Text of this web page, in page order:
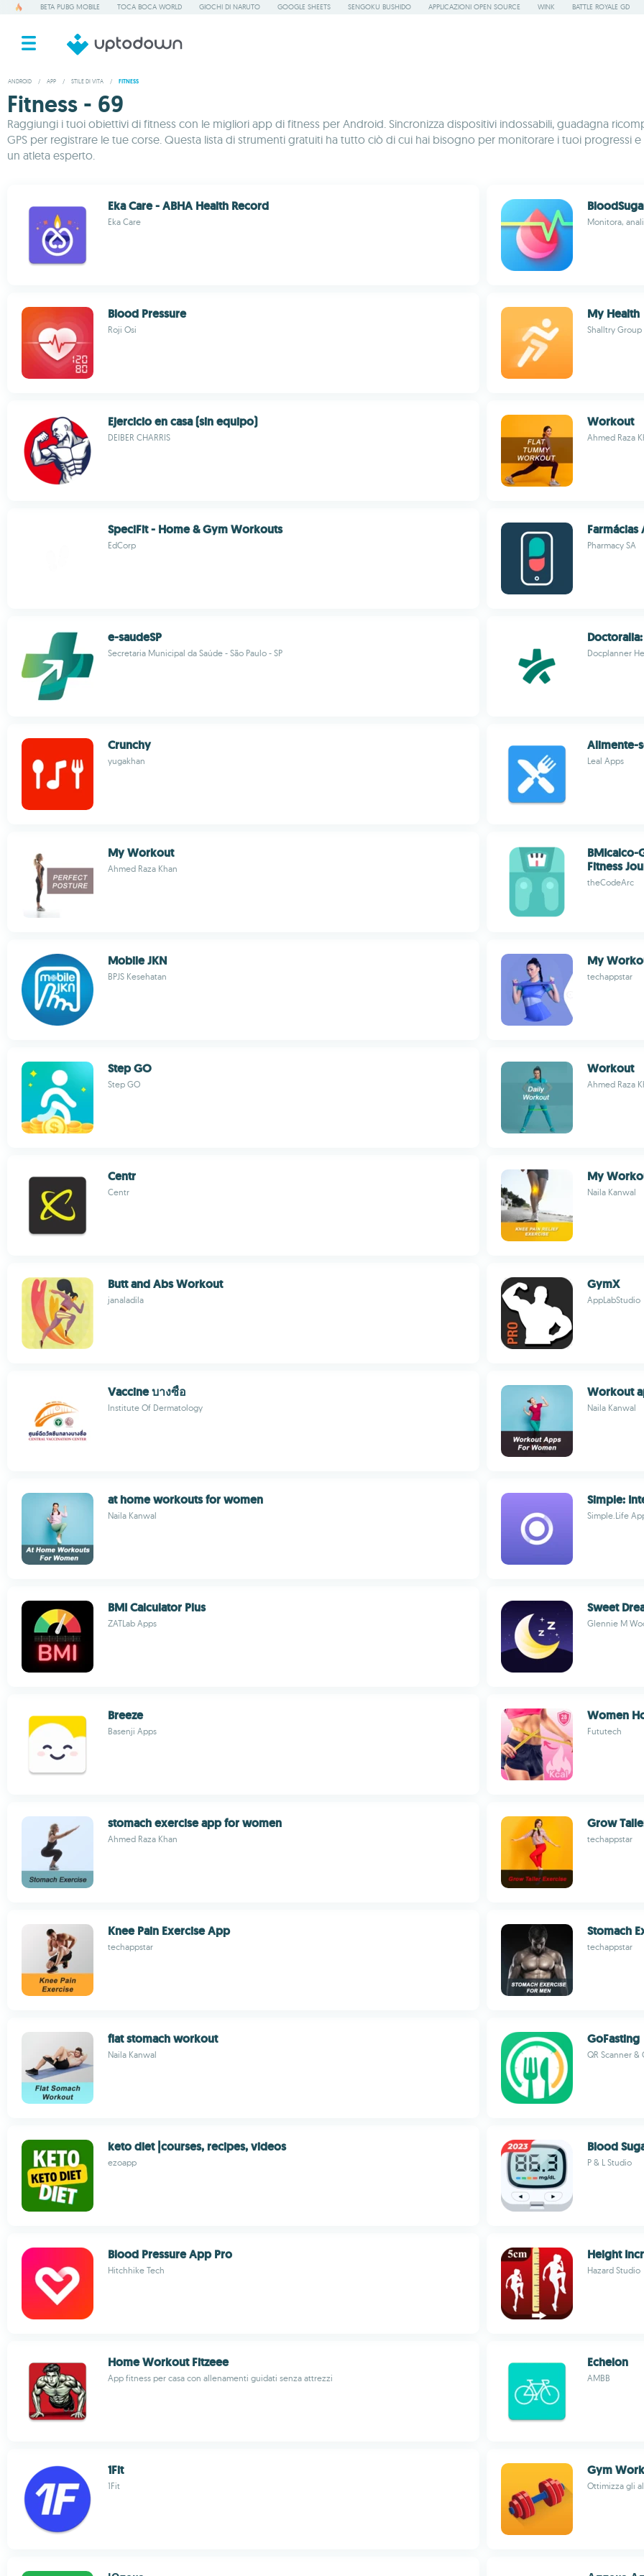
BETA PUBG MOBILE TOCA BOCA WORLD GIOCHI DI NARUTO GOOGLE SHEETS SENGOKU BUSHIDO APPLICAZIONI OPEN SOURCE WINK BATTLE ROYALE GD
ANDROID / APP / STILE DI VITA / FITNESS
Fitness - 69
Raggiungi i tuoi obiettivi di fitness con le migliori app di fitness per Android. Sincronizza dispositivi indossabili, guadagna
GPS per registrare le tue corse. Questa lista di strumenti gratuiti ha tutto ciò di cui hai bisogno per monitorare i tuoi progressi
un atleta esperto.
Eka Care - ABHA Health Record
Eka Care Monitora,
Blood Pressure
Roji Osi
My Health
Shalltry Group
Ejercicio en casa (sin equipo)
DEIBER CHARRIS
Workout
Ahmed Raza
SpeciFit - Home & Gym Workouts
EdCorp
Farmácias
Pharmacy SA
e-saudeSP
Secretaria Municipal da Saúde - São Paulo - SP Docplanner
Crunchy
yugakhan
Alimente-
Leal Apps
My Workout
Ahmed Raza Khan
BMIcalco-
Fitness
theCodeArc
Mobile JKN
BPJS Kesehatan
My
techappstar
Step GO
Step GO
Workout
Ahmed Raza
Centr
Centr
My
Naila Kanwal
Butt and Abs Workout
janaladila
GymX
AppLabStudio
Vaccine บางซื่อ
Institute Of Dermatology
Workout
Naila Kanwal
at home workouts for women
Naila Kanwal
Simple:
Simple.Life
BMI Calculator Plus
ZATLab Apps
Sweet
Glennie M
Breeze
Basenji Apps
Women
Fututech
stomach exercise app for women
Ahmed Raza Khan
Grow
techappstar
Knee Pain Exercise App
techappstar
Stomach
techappstar
flat stomach workout
Naila Kanwal
GoFasting
QR Scanner &
keto diet |courses, recipes, videos
ezoapp
Blood
P & L Studio
Blood Pressure App Pro
Hitchhike Tech
Height
Hazard Studio
Home Workout Fitzeee
App fitness per casa con allenamenti guidati senza attrezzi
Echelon
AMBB
1Fit
1Fit
Gym
Ottimizza gli